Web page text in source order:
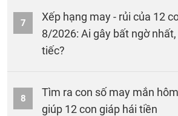
7
Xếp hạng may - rủi của 12
8/2026: Ai gây bất ngờ
tiếc?
8
Tìm ra con số may mắn
giúp 12 con giáp hái tiền